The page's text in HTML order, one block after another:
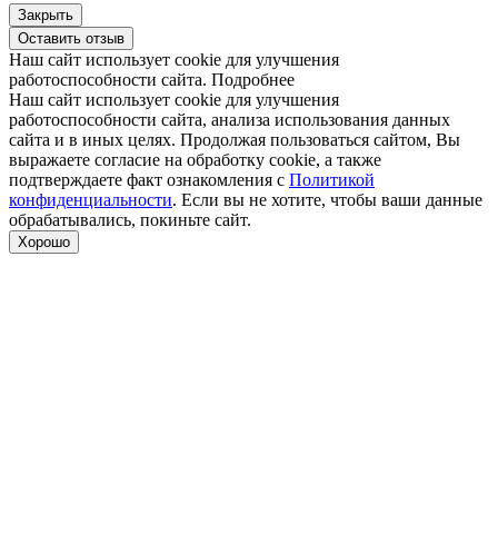
Закрыть
Оставить отзыв
Наш сайт использует cookie для улучшения
работоспособности сайта. Подробнее
Наш сайт использует cookie для улучшения
работоспособности сайта, анализа использования данных
сайта и в иных целях. Продолжая пользоваться сайтом, Вы
выражаете согласие на обработку cookie, а также
подтверждаете факт ознакомления с Политикой
конфиденциальности. Если вы не хотите, чтобы ваши данные
обрабатывались, покиньте сайт.
Хорошо